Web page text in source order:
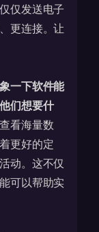
仅发送电子
更连接。让
一下软件能
们想要什
看海量数
更好的定
动。这不仅
可以帮助实